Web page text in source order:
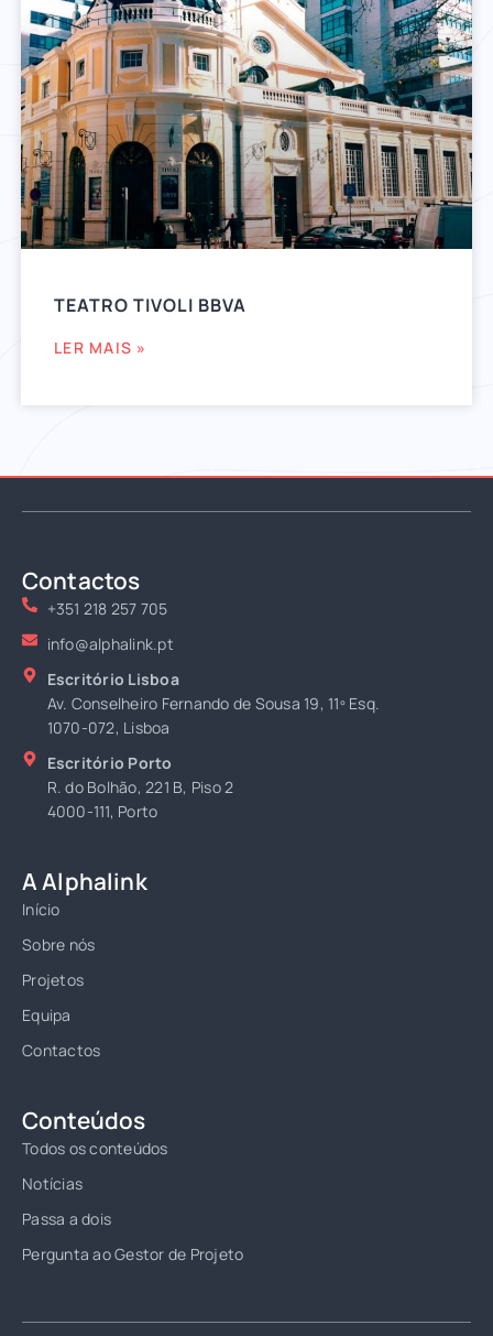
TEATRO TIVOLI BBVA
LER MAIS »
Contactos
+351 218 257 705
info@alphalink.pt
Escritório Lisboa
Av. Conselheiro Fernando de Sousa 19, 11º Esq.
1070-072, Lisboa
Escritório Porto
R. do Bolhão, 221 B, Piso 2
4000-111, Porto
A Alphalink
Início
Sobre nós
Projetos
Equipa
Contactos
Conteúdos
Todos os conteúdos
Notícias
Passa a dois
Pergunta ao Gestor de Projeto